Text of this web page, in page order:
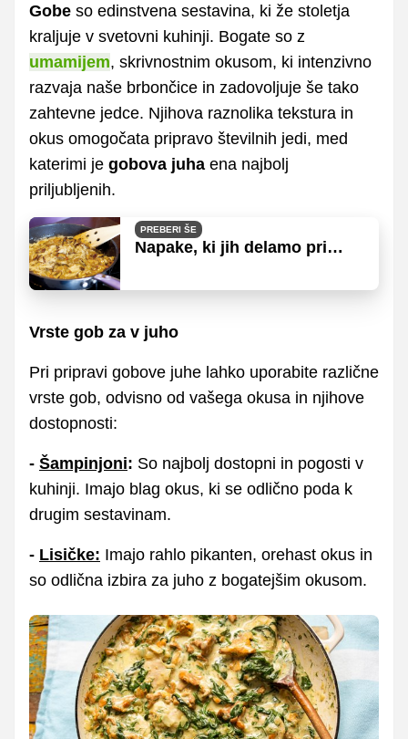
Gobe so edinstvena sestavina, ki že stoletja
kraljuje v svetovni kuhinji. Bogate so z
umamijem, skrivnostnim okusom, ki intenzivno
razvaja naše brbončice in zadovoljuje še tako
zahtevne jedce. Njihova raznolika tekstura in
okus omogočata pripravo številnih jedi, med
katerimi je gobova juha ena najbolj
priljubljenih.
PREBERI ŠE
Napake, ki jih delamo pri
Vrste gob za v juho
Pri pripravi gobove juhe lahko uporabite različne
vrste gob, odvisno od vašega okusa in njihove
dostopnosti:
- Šampinjoni: So najbolj dostopni in pogosti v
kuhinji. Imajo blag okus, ki se odlično poda k
drugim sestavinam.
- Lisičke: Imajo rahlo pikanten, orehast okus in
so odlična izbira za juho z bogatejšim okusom.